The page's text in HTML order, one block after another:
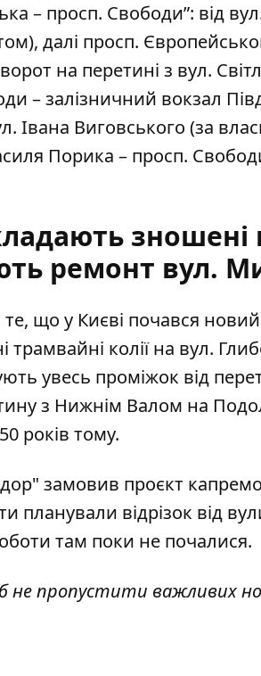
– просп. Свободи”: від
далі просп.
на перетині з вул.
– залізничний вокзал
Івана Виговського (за
Порика – просп.
зношені
ремонт вул.
що у Києві почався
колії на вул.
увесь проміжок від
з Нижнім Валом на
років тому.
замовив проєкт
планували відрізок від
там поки не почалися.
не пропустити важливих